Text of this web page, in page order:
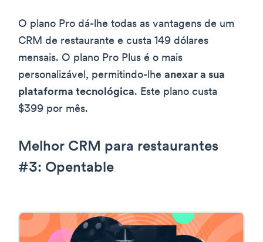
O plano Pro dá-lhe todas as vantagens de um
CRM de restaurante e custa 149 dólares
mensais. O plano Pro Plus é o mais
personalizável, permitindo-lhe anexar a sua
plataforma tecnológica. Este plano custa
$399 por mês.
Melhor CRM para restaurantes
#3: Opentable